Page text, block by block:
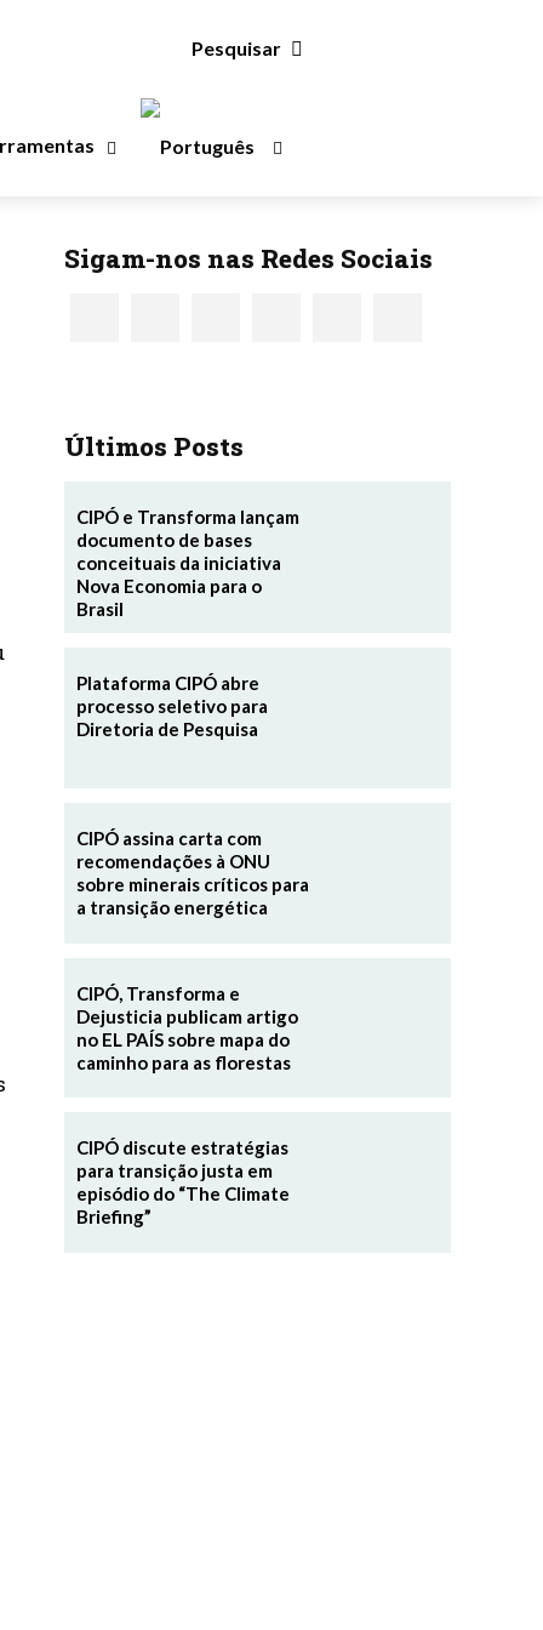
Pesquisar
Sigam-nos nas Redes Sociais
Últimos Posts
CIPÓ e Transforma lançam
documento de bases
conceituais da iniciativa
Nova Economia para o
Brasil
Plataforma CIPÓ abre
processo seletivo para
Diretoria de Pesquisa
CIPÓ assina carta com
recomendações à ONU
sobre minerais críticos para
a transição energética
CIPÓ, Transforma e
Dejusticia publicam artigo
no EL PAÍS sobre mapa do
caminho para as florestas
CIPÓ discute estratégias
para transição justa em
episódio do “The Climate
Briefing”